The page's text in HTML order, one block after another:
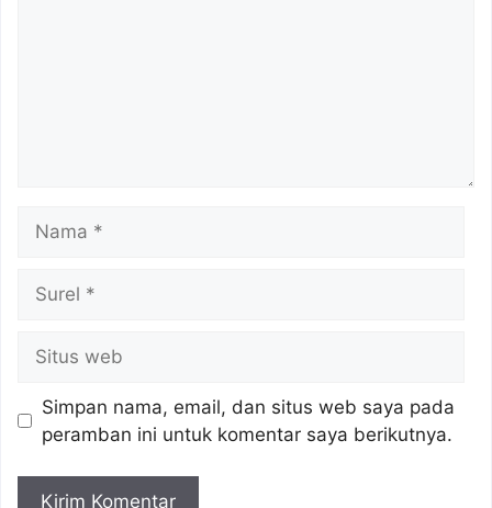
web
Simpan nama, email, dan situs web saya pada
peramban ini untuk komentar saya berikutnya.